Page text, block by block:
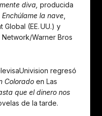
diva, producida
Enchúlame la nave
(EE. UU.) y
Warner Bros
regresó
Colorado en Las
que el dinero nos
de la tarde.